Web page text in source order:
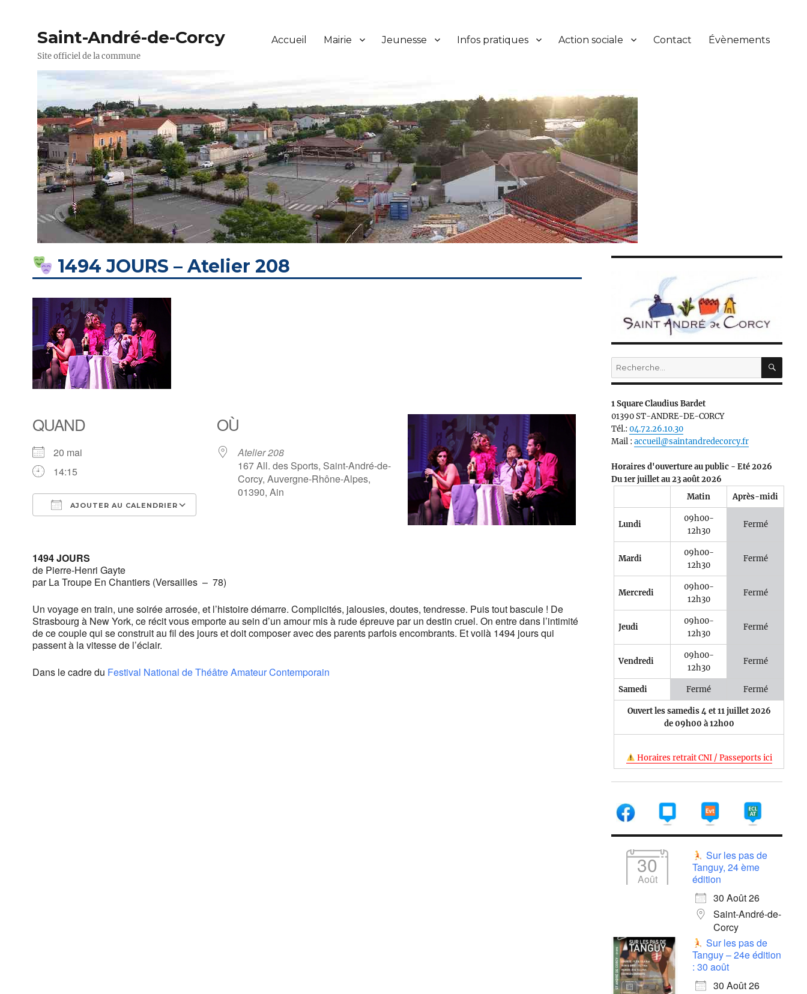
Saint-André-de-Corcy
Site officiel de la commune
Accueil Mairie Jeunesse Infos pratiques Action sociale Contact Évènements
1494 JOURS – Atelier 208
QUAND
20 mai
14:15
AJOUTER AU CALENDRIER
Office 365 Outlook Live
OÙ
Atelier 208
167 All. des Sports, Saint-André-de-
Corcy, Auvergne-Rhône-Alpes,
01390, Ain
1494 JOURS
de Pierre-Henri Gayte
par La Troupe En Chantiers (Versailles – 78)
Un voyage en train, une soirée arrosée, et l’histoire démarre. Complicités, jalousies, doutes, tendresse. Puis tout bascule ! De
Strasbourg à New York, ce récit vous emporte au sein d’un amour mis à rude épreuve par un destin cruel. On entre dans l’intimité
de ce couple qui se construit au fil des jours et doit composer avec des parents parfois encombrants. Et voilà 1494 jours qui
passent à la vitesse de l’éclair.
Dans le cadre du Festival National de Théâtre Amateur Contemporain
Recherche
pour :
1 Square Claudius Bardet
01390 ST-ANDRE-DE-CORCY
Tél.:04.72.26.10.30
Mail :accueil@saintandredecorcy.fr
Horaires d'ouverture au public - Eté 2026
Du 1er juillet au 23 août 2026
Matin
Après-midi
Lundi
09h00-
12h30
Fermé
Mardi
09h00-
12h30
Fermé
Mercredi
09h00-
12h30
Fermé
Jeudi
09h00-
12h30
Fermé
Vendredi
09h00-
12h30
Fermé
Samedi Fermé Fermé
Ouvert les samedis 4 et 11 juillet 2026
de 09h00 à 12h00
Horaires retrait CNI / Passeports ici
30
Août
Sur les pas de
Tanguy, 24 ème
édition
30 Août 26
Saint-André-de-
Corcy
Sur les pas de
Tanguy – 24e édition
: 30 août
30 Août 26